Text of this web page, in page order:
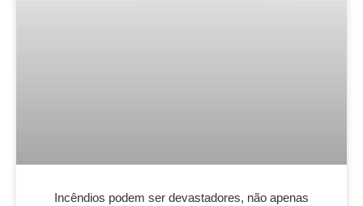
Incêndios podem ser devastadores, não apenas